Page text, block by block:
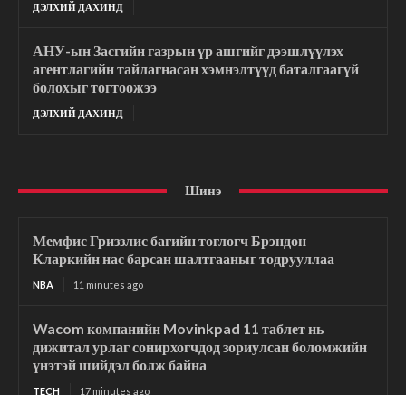
ДЭЛХИЙ ДАХИНД
АНУ-ын Засгийн газрын үр ашгийг дээшлүүлэх
агентлагийн тайлагнасан хэмнэлтүүд баталгаагүй
болохыг тогтоожээ
ДЭЛХИЙ ДАХИНД
Шинэ
Мемфис Гриззлис багийн тоглогч Брэндон
Кларкийн нас барсан шалтгааныг тодрууллаа
NBA 11 minutes ago
Wacom компанийн Movinkpad 11 таблет нь
дижитал урлаг сонирхогчдод зориулсан боломжийн
үнэтэй шийдэл болж байна
TECH 17 minutes ago